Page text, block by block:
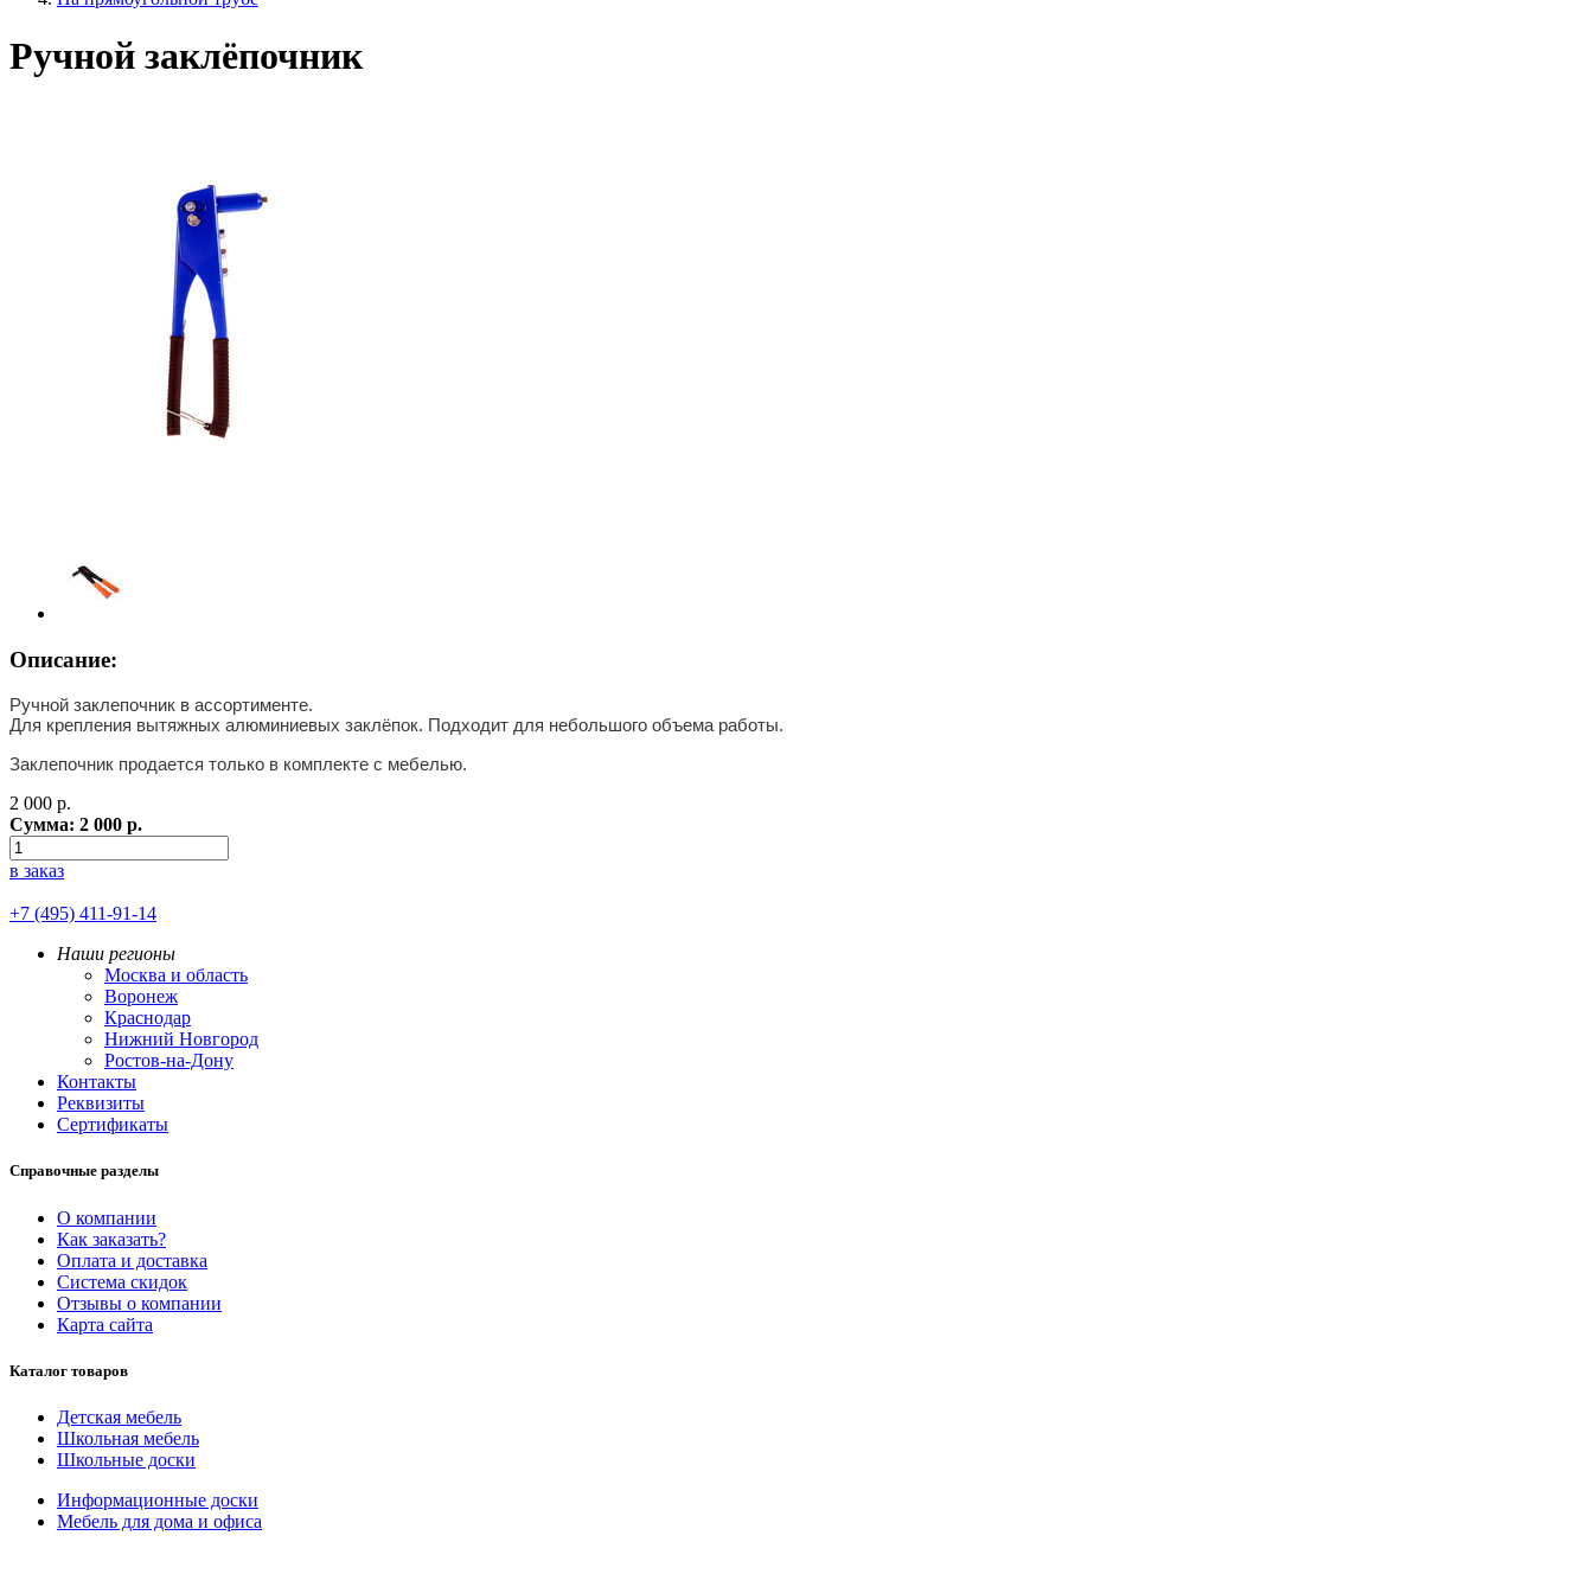
Ручной заклёпочник
Описание:
Ручной заклепочник в ассортименте.
Для крепления вытяжных алюминиевых заклёпок. Подходит для небольшого объема работы.
Заклепочник продается только в комплекте с мебелью.
2 000 р.
Сумма: 2 000 р.
в заказ
+7 (495) 411-91-14
Наши регионы
Москва и область
Воронеж
Краснодар
Нижний Новгород
Ростов-на-Дону
Контакты
Реквизиты
Сертификаты
Справочные разделы
О компании
Как заказать?
Оплата и доставка
Система скидок
Отзывы о компании
Карта сайта
Каталог товаров
Детская мебель
Школьная мебель
Школьные доски
Информационные доски
Мебель для дома и офиса